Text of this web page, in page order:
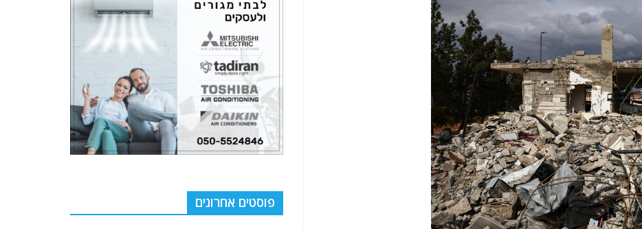
פוסטים אחרונים